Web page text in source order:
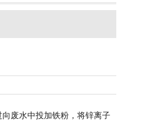
废水中投加铁粉，将锌离子